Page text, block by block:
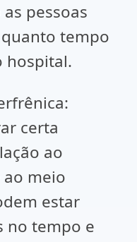
pessoas
tempo
hospital.
certa
ao
ao meio
estar
no tempo e